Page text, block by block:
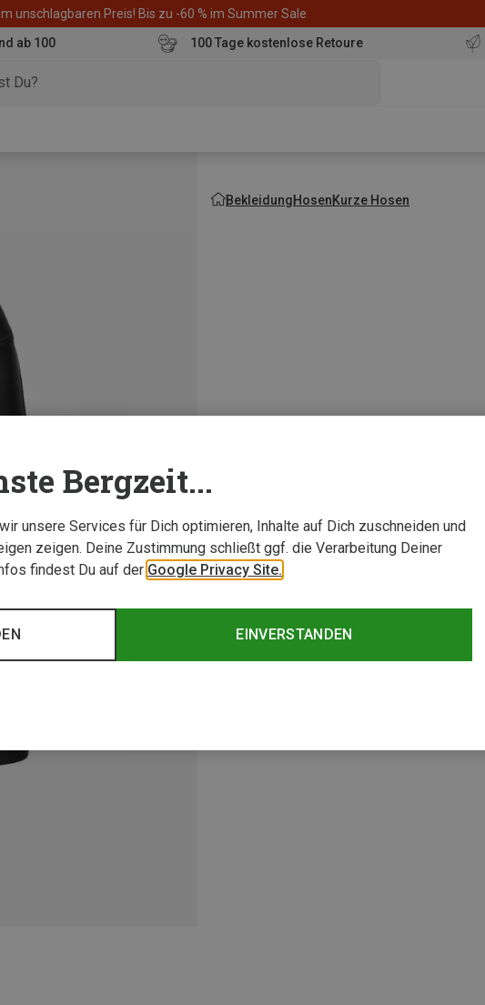
unschlagbaren Preis! Bis zu -60 % im Summer Sale
ab 100
100 Tage kostenlose Retoure
BekleidungHosenKurze Hosen
Bergzeit...
unsere Services für Dich optimieren, Inhalte auf Dich zuschneiden und
zeigen. Deine Zustimmung schließt ggf. die Verarbeitung Deiner
findest Du auf der Google Privacy Site.
EINVERSTANDEN